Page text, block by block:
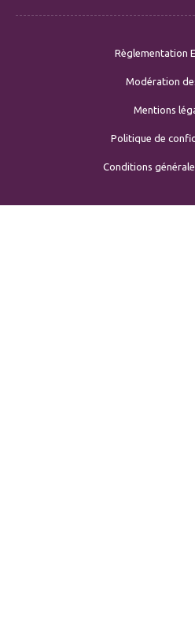
Règlementation
Modération
Mentions
Politique de
Conditions